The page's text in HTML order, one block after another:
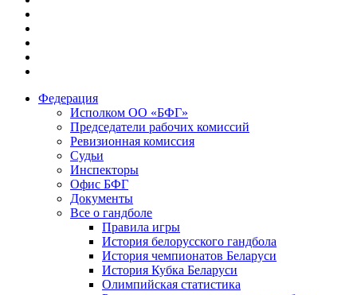
Федерация
Исполком ОО «БФГ»
Председатели рабочих комиссий
Ревизионная комиссия
Судьи
Инспекторы
Офис БФГ
Документы
Все о гандболе
Правила игры
История белорусского гандбола
История чемпионатов Беларуси
История Кубка Беларуси
Олимпийская статистика